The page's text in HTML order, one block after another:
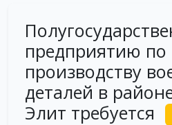
предприятию по
производству
деталей в
Элит требуется